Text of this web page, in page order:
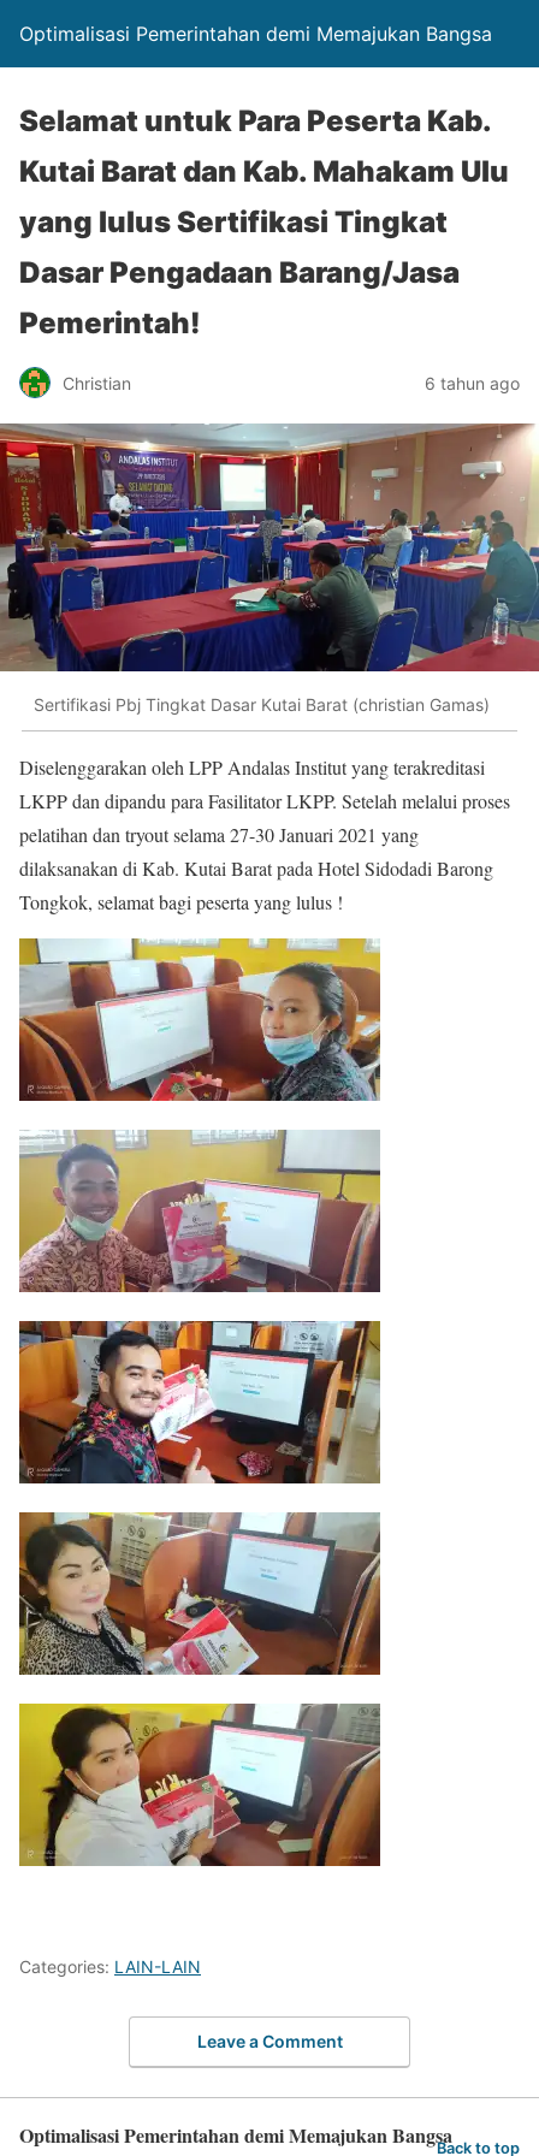
Optimalisasi Pemerintahan demi Memajukan Bangsa
Selamat untuk Para Peserta Kab.
Kutai Barat dan Kab. Mahakam Ulu
yang lulus Sertifikasi Tingkat
Dasar Pengadaan Barang/Jasa
Pemerintah!
Christian 6 tahun ago
Sertifikasi Pbj Tingkat Dasar Kutai Barat (christian Gamas)
Diselenggarakan oleh LPP Andalas Institut yang terakreditasi
LKPP dan dipandu para Fasilitator LKPP. Setelah melalui proses
pelatihan dan tryout selama 27-30 Januari 2021 yang
dilaksanakan di Kab. Kutai Barat pada Hotel Sidodadi Barong
Tongkok, selamat bagi peserta yang lulus !
Categories: LAIN-LAIN
Leave a Comment
Optimalisasi Pemerintahan demi Memajukan BangsaBack to top